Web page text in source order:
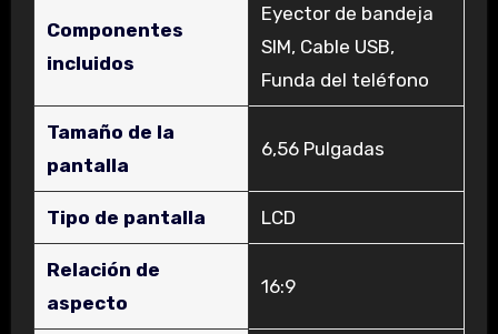
Componentes
incluidos
‎Eyector de bandeja
SIM, Cable USB,
Funda del teléfono
Tamaño de la
pantalla
‎6,56 Pulgadas
Tipo de pantalla ‎LCD
Relación de
aspecto
‎16:9